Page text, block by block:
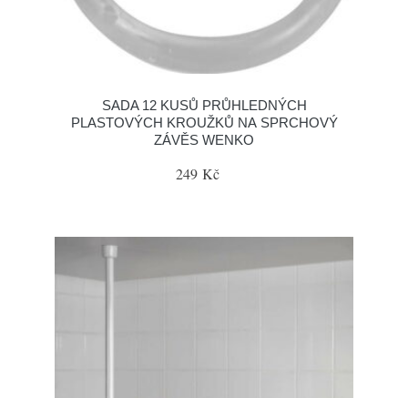
SADA 12 KUSŮ PRŮHLEDNÝCH
PLASTOVÝCH KROUŽKŮ NA SPRCHOVÝ
ZÁVĚS WENKO
249 Kč